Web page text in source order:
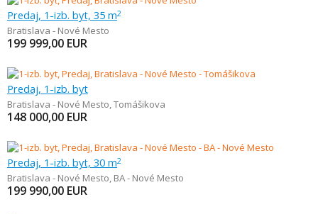
Predaj, 1-izb. byt, 35 m2
Bratislava - Nové Mesto
199 999,00 EUR
Predaj, 1-izb. byt
Bratislava - Nové Mesto,Tomášikova
148 000,00 EUR
Predaj, 1-izb. byt, 30 m2
Bratislava - Nové Mesto, BA - Nové Mesto
199 990,00 EUR